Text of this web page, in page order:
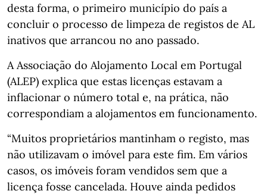
desta forma, o primeiro município do país a
concluir o processo de limpeza de registos de AL
inativos que arrancou no ano passado.
A Associação do Alojamento Local em Portugal
(ALEP) explica que estas licenças estavam a
inflacionar o número total e, na prática, não
correspondiam a alojamentos em funcionamento.
“Muitos proprietários mantinham o registo, mas
não utilizavam o imóvel para este fim. Em vários
casos, os imóveis foram vendidos sem que a
licença fosse cancelada. Houve ainda pedidos